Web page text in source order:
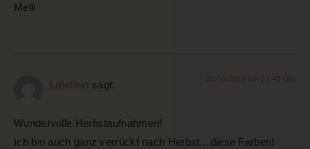
Melli
LiBellein sagt: 22/10/2012 um 21:48 Uhr
Wundervolle Herbstaufnahmen!
Ich bin auch ganz verrückt nach Herbst…diese Farben!